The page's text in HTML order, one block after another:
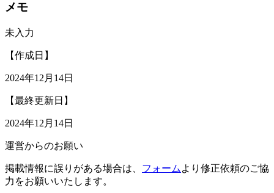
メモ
未入力
【作成日】
2024年12月14日
【最終更新日】
2024年12月14日
運営からのお願い
掲載情報に誤りがある場合は、 フォーム より修正依頼のご協
力をお願いいたします。